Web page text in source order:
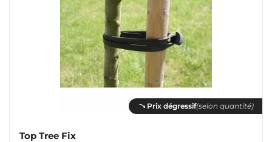
Prix dégressif(selon quantité)
Top Tree Fix